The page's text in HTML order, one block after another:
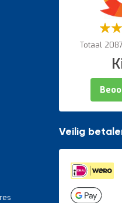
Totaal
Veilig